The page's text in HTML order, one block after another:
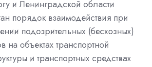
и Ленинградской области
порядок взаимодействия при
подозрительных (бесхозных)
на объектах транспортной
и транспортных средствах